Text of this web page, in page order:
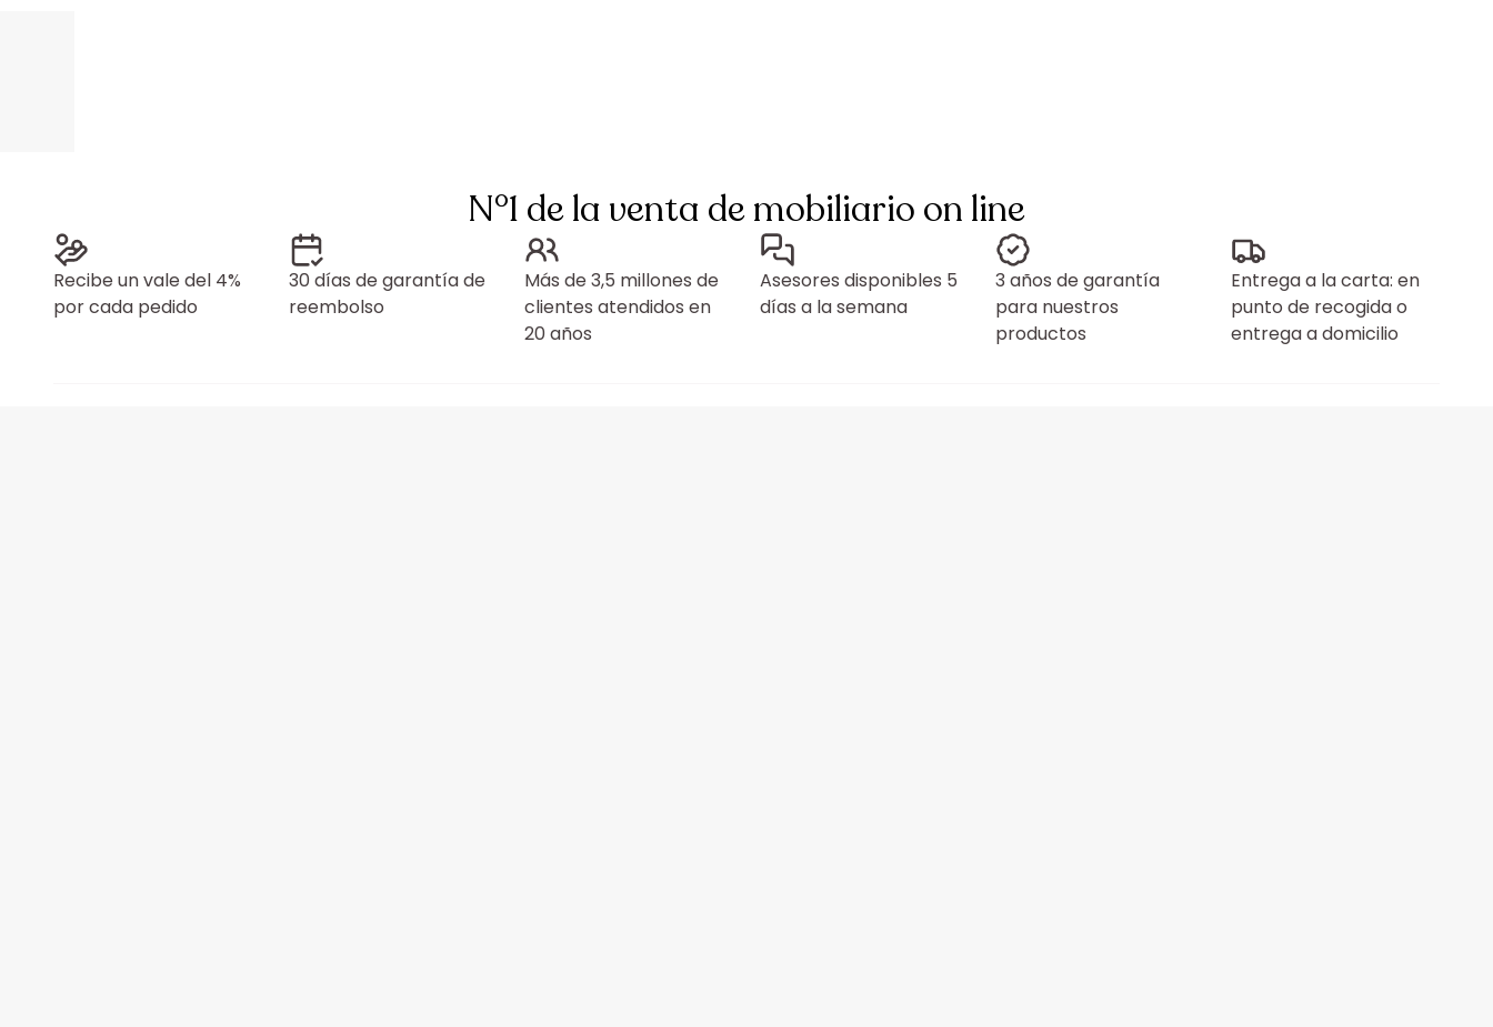
N°1 de la venta de mobiliario on line
Recibe un vale del 4%
por cada pedido
30 días de garantía de
reembolso
Más de 3,5 millones de
clientes atendidos en
20 años
Asesores disponibles 5
días a la semana
3 años de garantía
para nuestros
productos
Entrega a la carta: en
punto de recogida o
entrega a domicilio